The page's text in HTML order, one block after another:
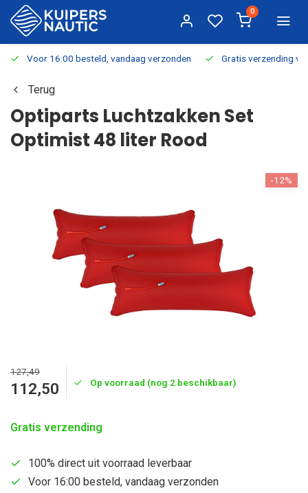
0
Voor 16:00 besteld, vandaag verzonden Gratis verzending
Terug
Optiparts Luchtzakken Set
Optimist 48 liter Rood
-12%
127,49
112,50 Op voorraad (nog 2 beschikbaar)
Gratis verzending
100% direct uit voorraad leverbaar
Voor 16:00 besteld, vandaag verzonden